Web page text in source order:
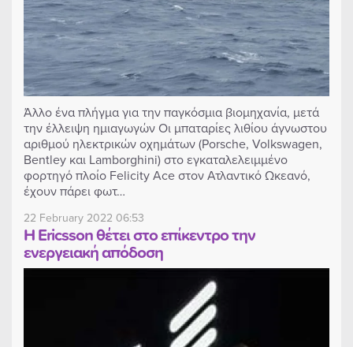
Άλλο ένα πλήγμα για την παγκόσμια βιομηχανία, μετά
την έλλειψη ημιαγωγών Οι μπαταρίες λιθίου άγνωστου
αριθμού ηλεκτρικών οχημάτων (Porsche, Volkswagen,
Bentley και Lamborghini) στο εγκαταλελειμμένο
φορτηγό πλοίο Felicity Ace στον Ατλαντικό Ωκεανό,
έχουν πάρει φωτ…
22 February 2022 06:53
Η Ericsson θέτει στο επίκεντρο την
ενεργειακή απόδοση